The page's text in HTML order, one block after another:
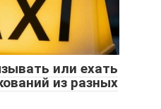
или ехать
из разных